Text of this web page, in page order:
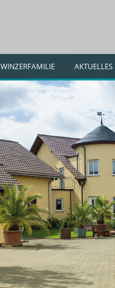
WINZERFAMILIE AKTUELLES